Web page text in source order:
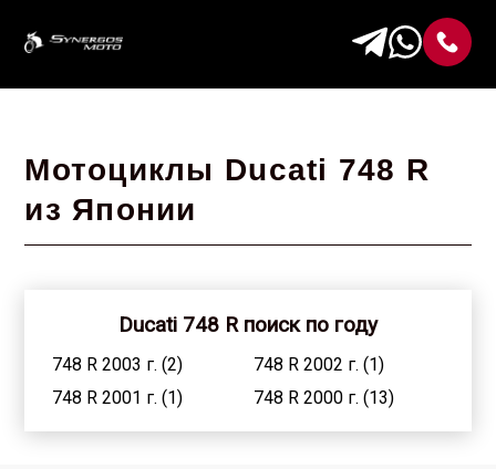
Мотоциклы Ducati 748 R
из Японии
Ducati 748 R поиск по году
748 R 2003 г. (2)
748 R 2002 г. (1)
748 R 2001 г. (1)
748 R 2000 г. (13)